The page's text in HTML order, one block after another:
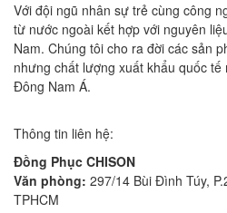
Với đội ngũ nhân sự trẻ cùng công
từ nước ngoài kết hợp với nguyên
Nam. Chúng tôi cho ra đời các sản
nhưng chất lượng xuất khẩu quốc
Đông Nam Á.
Thông tin liên hệ:
Đồng Phục CHISON
Văn phòng: 297/14 Bùi Đình Túy,
TPHCM